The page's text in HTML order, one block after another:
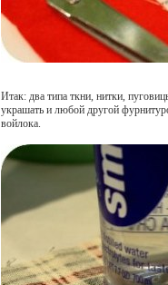
Итак: два типа ткни, нитки,
украшать и любой другой
войлока.